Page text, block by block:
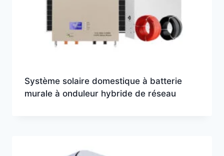
Système solaire domestique à batterie
murale à onduleur hybride de réseau